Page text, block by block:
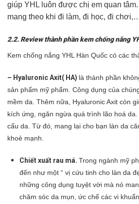
giúp YHL luôn được chị em quan
mang theo khi đi làm, đi học, đi
2.2. Review thành phần kem chống nắng
Kem chống nắng YHL Hàn Quốc có các
– Hyaluronic Axit( HA) là thành phần
sản phẩm mỹ phẩm. Công dụng của
mềm da. Thêm nữa, Hyaluronic Axit còn
kích ứng, ngăn ngừa quá trình lão hoá
cấu da. Từ đó, mang lại cho bạn làn da
khoẻ mạnh.
Chiết xuất rau má. Trong ngành mỹ
đến như một “ vị cứu tinh cho làn da
những công dụng tuyệt vời mà nó
chăm sóc da mụn, ức chế các vi